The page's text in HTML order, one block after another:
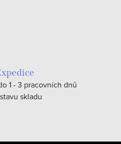
1 - 3 pracovních dnů
skladu